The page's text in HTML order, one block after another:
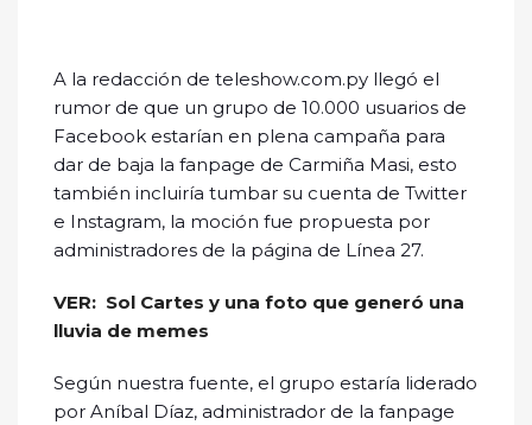
A la redacción de teleshow.com.py llegó el
rumor de que un grupo de 10.000 usuarios de
Facebook estarían en plena campaña para
dar de baja la fanpage de Carmiña Masi, esto
también incluiría tumbar su cuenta de Twitter
e Instagram, la moción fue propuesta por
administradores de la página de Línea 27.
VER: Sol Cartes y una foto que generó una
lluvia de memes
Según nuestra fuente, el grupo estaría liderado
por Aníbal Díaz, administrador de la fanpage